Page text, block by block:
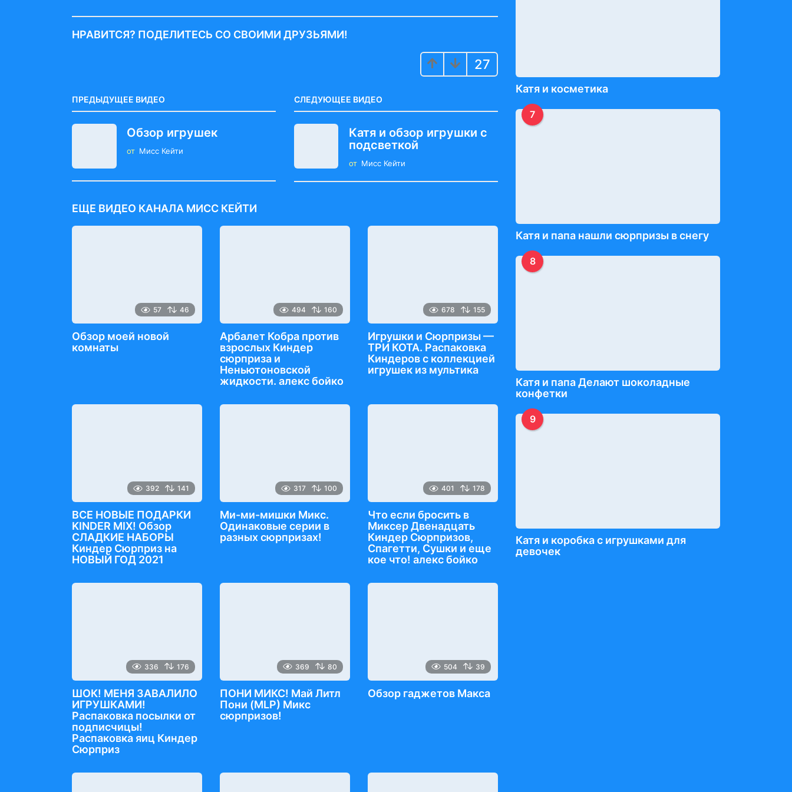
t
i
n
i
n
НРАВИТСЯ? ПОДЕЛИТЕСЬ СО СВОИМИ ДРУЗЬЯМИ!
27
ПРЕДЫДУЩЕЕ ВИДЕО
Обзор игрушек
от Мисс Кейти
СЛЕДУЮЩЕЕ ВИДЕО
Катя и обзор игрушки с
подсветкой
от Мисс Кейти
ЕЩЕ ВИДЕО КАНАЛА МИСС КЕЙТИ
57 46
Обзор моей новой
комнаты
494 160
Арбалет Кобра против
взрослых Киндер
сюрприза и
Неньютоновской
жидкости. алекс бойко
678 155
Игрушки и Сюрпризы —
ТРИ КОТА. Распаковка
Киндеров с коллекцией
игрушек из мультика
392 141
ВСЕ НОВЫЕ ПОДАРКИ
KINDER MIX! Обзор
СЛАДКИЕ НАБОРЫ
Киндер Сюрприз на
НОВЫЙ ГОД 2021
317 100
Ми-ми-мишки Микс.
Одинаковые серии в
разных сюрпризах!
401 178
Что если бросить в
Миксер Двенадцать
Киндер Сюрпризов,
Спагетти, Сушки и еще
кое что! алекс бойко
336 176
ШОК! МЕНЯ ЗАВАЛИЛО
ИГРУШКАМИ!
Распаковка посылки от
подписчицы!
Распаковка яиц Киндер
Сюрприз
369 80
ПОНИ МИКС! Май Литл
Пони (MLP) Микс
сюрпризов!
504 39
Обзор гаджетов Макса
Катя и косметика
7
Катя и папа нашли сюрпризы в снегу
8
Катя и папа Делают шоколадные
конфетки
9
Катя и коробка с игрушками для
девочек